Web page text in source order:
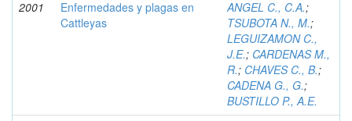
2001
Enfermedades y plagas en
Cattleyas
ANGEL C., C.A.;
TSUBOTA N., M.;
LEGUIZAMON C.,
J.E.; CARDENAS M.,
R.; CHAVES C., B.;
CADENA G., G.;
BUSTILLO P., A.E.